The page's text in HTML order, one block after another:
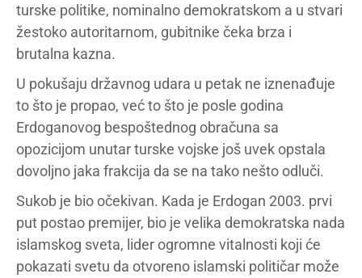
turske politike, nominalno demokratskom a u stvari
žestoko autoritarnom, gubitnike čeka brza i
brutalna kazna.
U pokušaju državnog udara u petak ne iznenađuje
to što je propao, već to što je posle godina
Erdoganovog bespoštednog obračuna sa
opozicijom unutar turske vojske još uvek opstala
dovoljno jaka frakcija da se na tako nešto odluči.
Sukob je bio očekivan. Kada je Erdogan 2003. prvi
put postao premijer, bio je velika demokratska nada
islamskog sveta, lider ogromne vitalnosti koji će
pokazati svetu da otvoreno islamski političar može